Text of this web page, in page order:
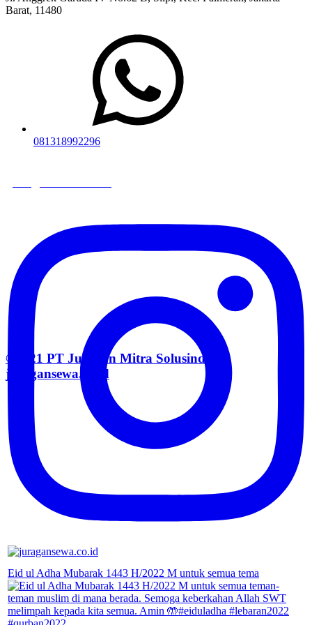
Barat, 11480​
081318992296
Eid ul Adha Mubarak 1443 H/2022 M untuk semua tema
©2021 PT Juragan Mitra Solusindo |
juragansewa.co.id